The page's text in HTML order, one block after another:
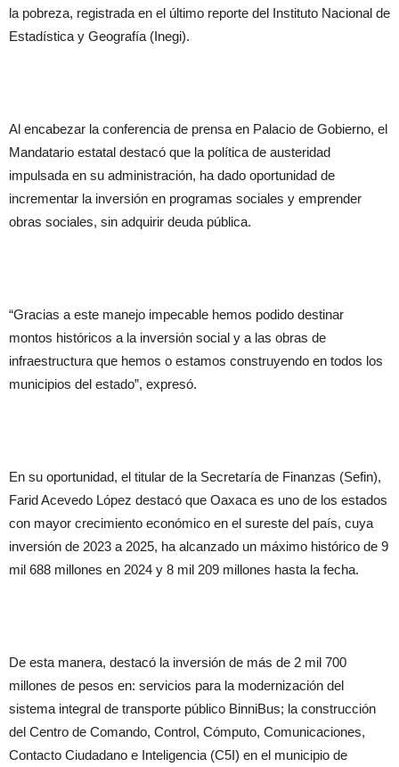
la pobreza, registrada en el último reporte del Instituto Nacional de
Estadística y Geografía (Inegi).
Al encabezar la conferencia de prensa en Palacio de Gobierno, el
Mandatario estatal destacó que la política de austeridad
impulsada en su administración, ha dado oportunidad de
incrementar la inversión en programas sociales y emprender
obras sociales, sin adquirir deuda pública.
“Gracias a este manejo impecable hemos podido destinar
montos históricos a la inversión social y a las obras de
infraestructura que hemos o estamos construyendo en todos los
municipios del estado”, expresó.
En su oportunidad, el titular de la Secretaría de Finanzas (Sefin),
Farid Acevedo López destacó que Oaxaca es uno de los estados
con mayor crecimiento económico en el sureste del país, cuya
inversión de 2023 a 2025, ha alcanzado un máximo histórico de 9
mil 688 millones en 2024 y 8 mil 209 millones hasta la fecha.
De esta manera, destacó la inversión de más de 2 mil 700
millones de pesos en: servicios para la modernización del
sistema integral de transporte público BinniBus; la construcción
del Centro de Comando, Control, Cómputo, Comunicaciones,
Contacto Ciudadano e Inteligencia (C5I) en el municipio de